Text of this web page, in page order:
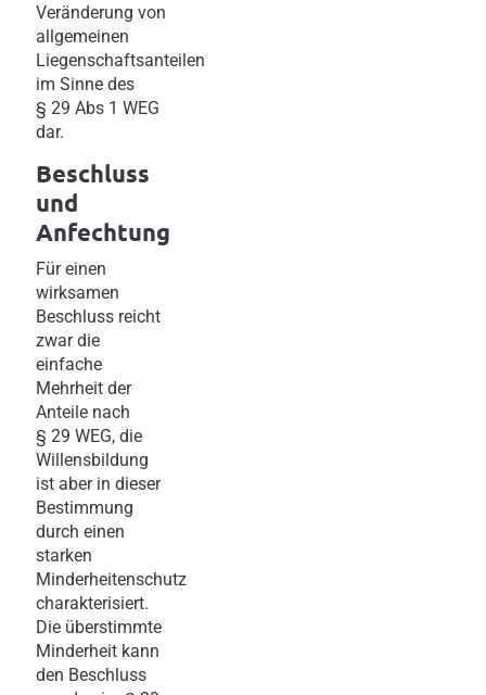
Veränderung von
allgemeinen
Liegenschaftsanteilen
im Sinne des
§ 29 Abs 1 WEG
dar.
Beschluss
und
Anfechtung
Für einen
wirksamen
Beschluss reicht
zwar die
einfache
Mehrheit der
Anteile nach
§ 29 WEG, die
Willensbildung
ist aber in dieser
Bestimmung
durch einen
starken
Minderheitenschutz
charakterisiert.
Die überstimmte
Minderheit kann
den Beschluss